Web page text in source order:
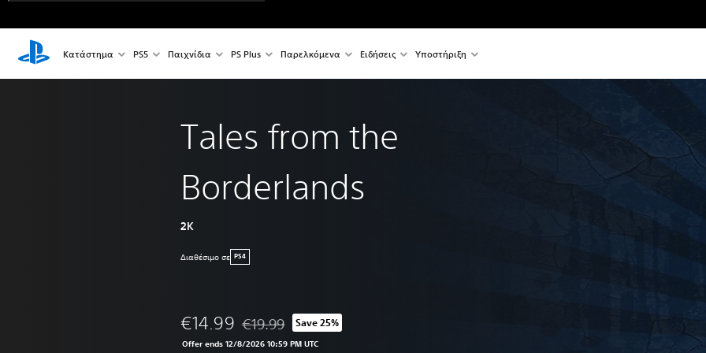
Κατάστημα PS5 Παιχνίδια PS Plus Παρελκόμενα Ειδήσεις Υποστήριξη
Tales from the
Borderlands
2K
Διαθέσιμο σε PS4
€14.99 Discounted from original price of €19.99
€19.99 Save 25%
Offer ends 12/8/2026 10:59 PM UTC